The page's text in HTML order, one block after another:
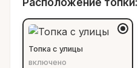
Топка с улицы
включено